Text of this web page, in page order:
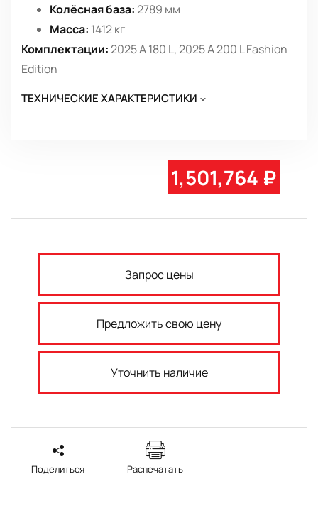
Колёсная база:2789 мм
Масса: 1412 кг
Комплектации:2025 A 180 L, 2025 A 200 L Fashion
Edition
ТЕХНИЧЕСКИЕ ХАРАКТЕРИСТИКИ
1,501,764 ₽
Запрос цены
Предложить свою цену
Уточнить наличие
Поделиться Распечатать